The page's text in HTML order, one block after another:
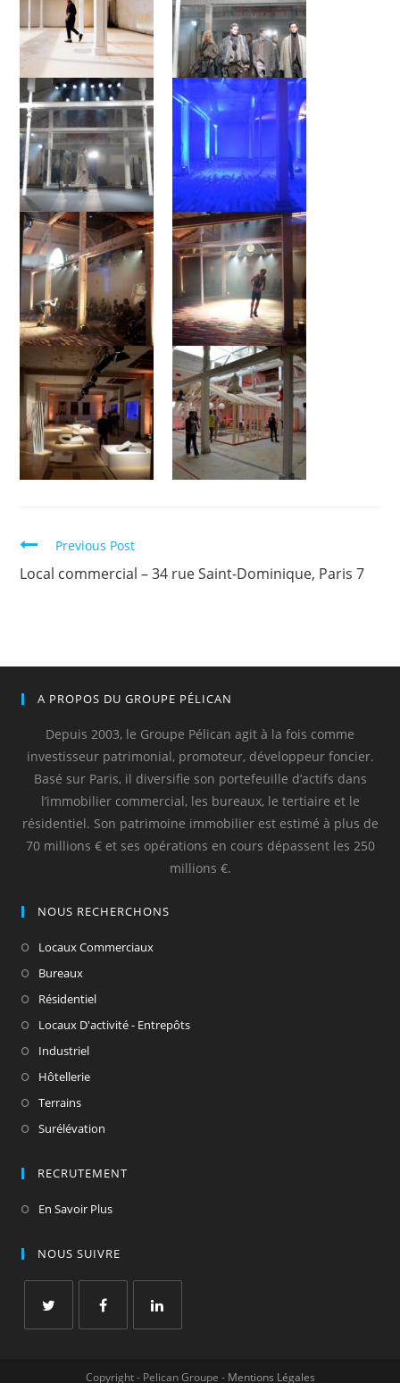
Previous Post
Local commercial – 34 rue Saint-Dominique, Paris 7
A PROPOS DU GROUPE PÉLICAN
Depuis 2003, le Groupe Pélican agit à la fois comme
investisseur patrimonial, promoteur, développeur foncier.
Basé sur Paris, il diversifie son portefeuille d’actifs dans
l’immobilier commercial, les bureaux, le tertiaire et le
résidentiel. Son patrimoine immobilier est estimé à plus de
70 millions € et ses opérations en cours dépassent les 250
millions €.
NOUS RECHERCHONS
Locaux Commerciaux
Bureaux
Résidentiel
Locaux D'activité - Entrepôts
Industriel
Hôtellerie
Terrains
Surélévation
RECRUTEMENT
En Savoir Plus
NOUS SUIVRE
Copyright - Pelican Groupe - Mentions Légales